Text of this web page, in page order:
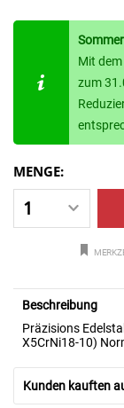
Mit
zum
MENGE:
Beschreibung
Präzisions
X5CrNi18-10)
Kunden kauften